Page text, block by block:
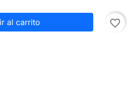
al carrito favorite_border